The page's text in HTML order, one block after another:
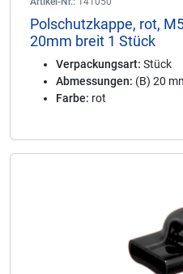
Polschutzkappe, rot,
20mm breit 1 Stück
Verpackungsart: Stück
Abmessungen: (B) 20
Farbe: rot